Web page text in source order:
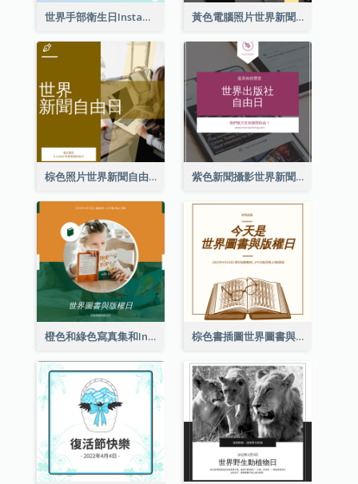
世界手部衛生日Instagram帖子 黃色電腦照片世界新聞自由日Instagram帖子
棕色照片世界新聞自由日Instagram帖子 紫色新聞攝影世界新聞自由日Instagram帖子
橙色和綠色寫真集和Instagram版權日 棕色書插圖世界圖書與版權日Instagram帖子